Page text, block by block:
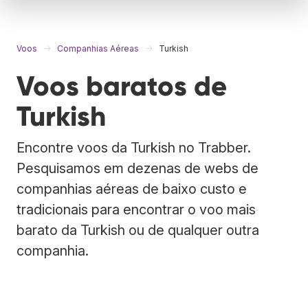
Voos Companhias Aéreas Turkish
Voos baratos de
Turkish
Encontre voos da Turkish no Trabber.
Pesquisamos em dezenas de webs de
companhias aéreas de baixo custo e
tradicionais para encontrar o voo mais
barato da Turkish ou de qualquer outra
companhia.